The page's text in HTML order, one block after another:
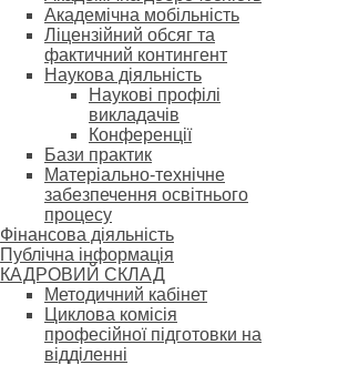
Академічна мобільність
Ліцензійний обсяг та
фактичний контингент
Наукова діяльність
Наукові профілі
викладачів
Конференції
Бази практик
Матеріально-технічне
забезпечення освітнього
процесу
Фінансова діяльність
Публічна інформація
КАДРОВИЙ СКЛАД
Методичний кабінет
Циклова комісія
професійної підготовки на
відділенні